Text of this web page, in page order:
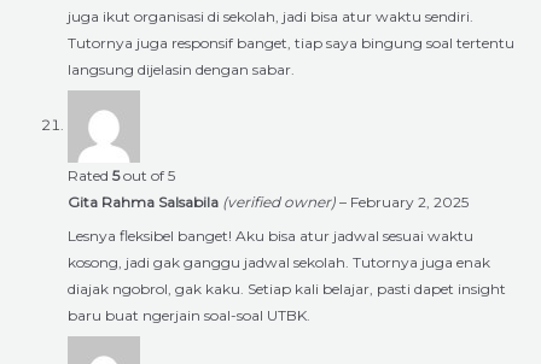
juga ikut organisasi di sekolah, jadi bisa atur waktu sendiri.
Tutornya juga responsif banget, tiap saya bingung soal tertentu
langsung dijelasin dengan sabar.
Rated 5out of 5
Gita Rahma Salsabila (verified owner) – February 2, 2025
Lesnya fleksibel banget! Aku bisa atur jadwal sesuai waktu
kosong, jadi gak ganggu jadwal sekolah. Tutornya juga enak
diajak ngobrol, gak kaku. Setiap kali belajar, pasti dapet insight
baru buat ngerjain soal-soal UTBK.